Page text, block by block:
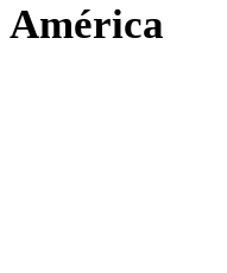
América